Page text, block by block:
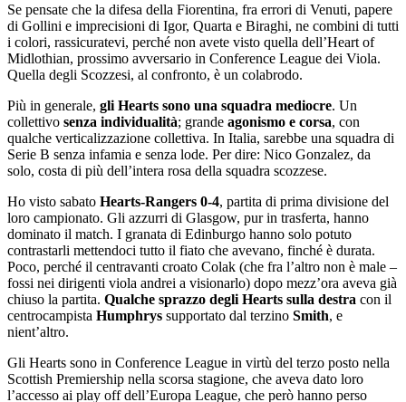
Se pensate che la difesa della Fiorentina, fra errori di Venuti, papere
di Gollini e imprecisioni di Igor, Quarta e Biraghi, ne combini di tutti
i colori, rassicuratevi, perché non avete visto quella dell’Heart of
Midlothian, prossimo avversario in Conference League dei Viola.
Quella degli Scozzesi, al confronto, è un colabrodo.
Più in generale, gli Hearts sono una squadra mediocre. Un
collettivo senza individualità; grande agonismo e corsa, con
qualche verticalizzazione collettiva. In Italia, sarebbe una squadra di
Serie B senza infamia e senza lode. Per dire: Nico Gonzalez, da
solo, costa di più dell’intera rosa della squadra scozzese.
Ho visto sabato Hearts-Rangers 0-4, partita di prima divisione del
loro campionato. Gli azzurri di Glasgow, pur in trasferta, hanno
dominato il match. I granata di Edinburgo hanno solo potuto
contrastarli mettendoci tutto il fiato che avevano, finché è durata.
Poco, perché il centravanti croato Colak (che fra l’altro non è male –
fossi nei dirigenti viola andrei a visionarlo) dopo mezz’ora aveva già
chiuso la partita. Qualche sprazzo degli Hearts sulla destra con il
centrocampista Humphrys supportato dal terzino Smith, e
nient’altro.
Gli Hearts sono in Conference League in virtù del terzo posto nella
Scottish Premiership nella scorsa stagione, che aveva dato loro
l’accesso ai play off dell’Europa League, che però hanno perso